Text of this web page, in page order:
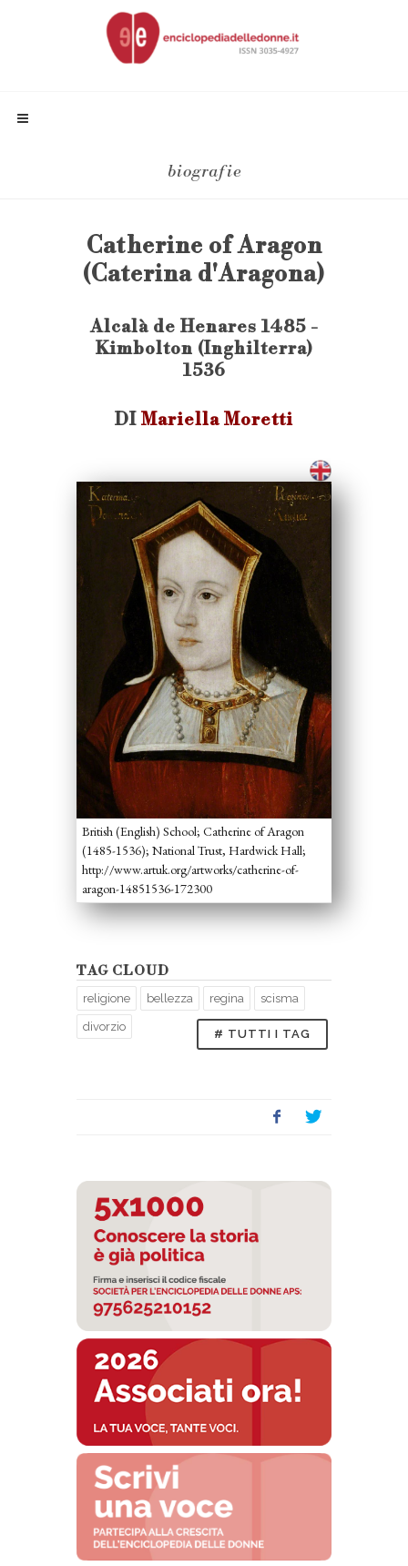
biografie
Catherine of Aragon
(Caterina d'Aragona)
Alcalà de Henares 1485 -
Kimbolton (Inghilterra)
1536
DI Mariella Moretti
British (English) School; Catherine of Aragon
(1485-1536); National Trust, Hardwick Hall;
http://www.artuk.org/artworks/catherine-of-
aragon-14851536-172300
TAG CLOUD
religione bellezza regina scisma
divorzio
# TUTTI I TAG